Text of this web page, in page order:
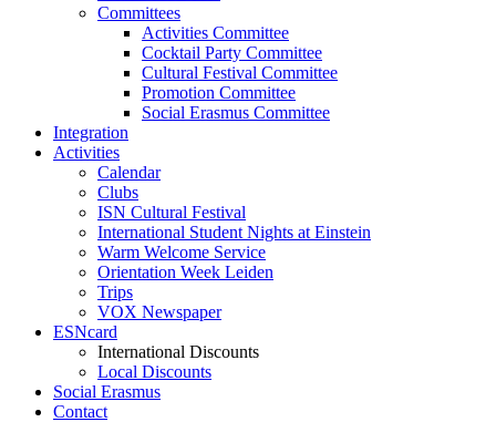
Committees
Activities Committee
Cocktail Party Committee
Cultural Festival Committee
Promotion Committee
Social Erasmus Committee
Integration
Activities
Calendar
Clubs
ISN Cultural Festival
International Student Nights at Einstein
Warm Welcome Service
Orientation Week Leiden
Trips
VOX Newspaper
ESNcard
International Discounts
Local Discounts
Social Erasmus
Contact